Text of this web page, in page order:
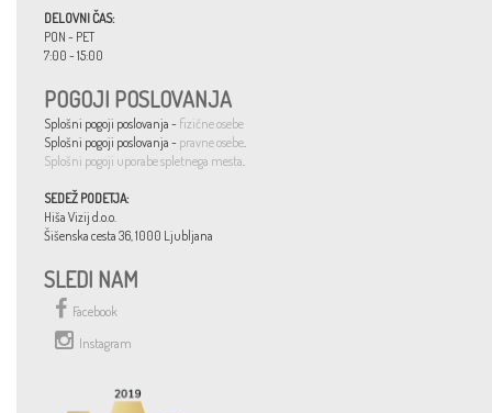
DELOVNI ČAS:
PON - PET
7:00 - 15:00
POGOJI POSLOVANJA
Splošni pogoji poslovanja - fizične osebe
Splošni pogoji poslovanja - pravne osebe.
Splošni pogoji uporabe spletnega mesta.
SEDEŽ PODETJA:
Hiša Vizij d.o.o.
Šišenska cesta 36, 1000 Ljubljana
SLEDI NAM
Facebook
Instagram